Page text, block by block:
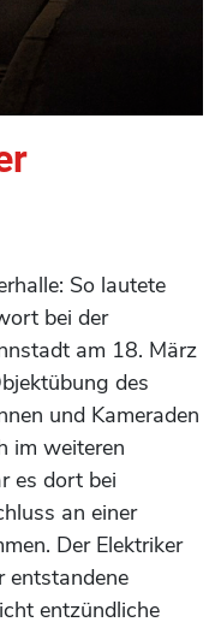
So lautete
bei der
am 18. März
des
und Kameraden
im weiteren
es dort bei
an einer
Der Elektriker
entstandene
entzündliche